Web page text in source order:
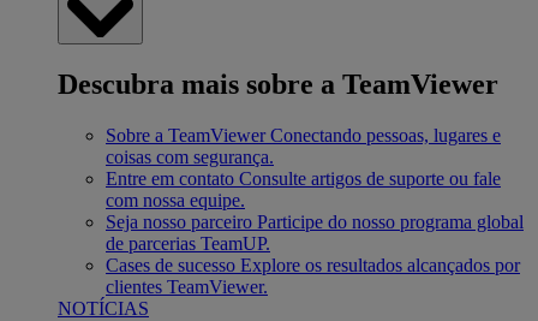
Descubra mais sobre a TeamViewer
Sobre a TeamViewer Conectando pessoas, lugares e
coisas com segurança.
Entre em contato Consulte artigos de suporte ou fale
com nossa equipe.
Seja nosso parceiro Participe do nosso programa global
de parcerias TeamUP.
Cases de sucesso Explore os resultados alcançados por
clientes TeamViewer.
NOTÍCIAS